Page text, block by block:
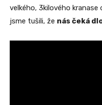
velkého, 3kilového
jsme tušili, že nás čeká